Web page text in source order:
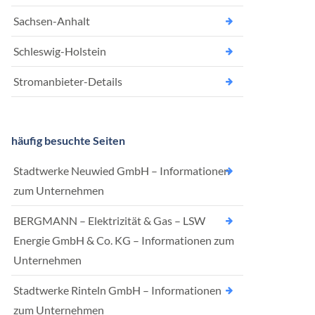
Sachsen-Anhalt
Schleswig-Holstein
Stromanbieter-Details
häufig besuchte Seiten
Stadtwerke Neuwied GmbH – Informationen
zum Unternehmen
BERGMANN – Elektrizität & Gas – LSW
Energie GmbH & Co. KG – Informationen zum
Unternehmen
Stadtwerke Rinteln GmbH – Informationen
zum Unternehmen